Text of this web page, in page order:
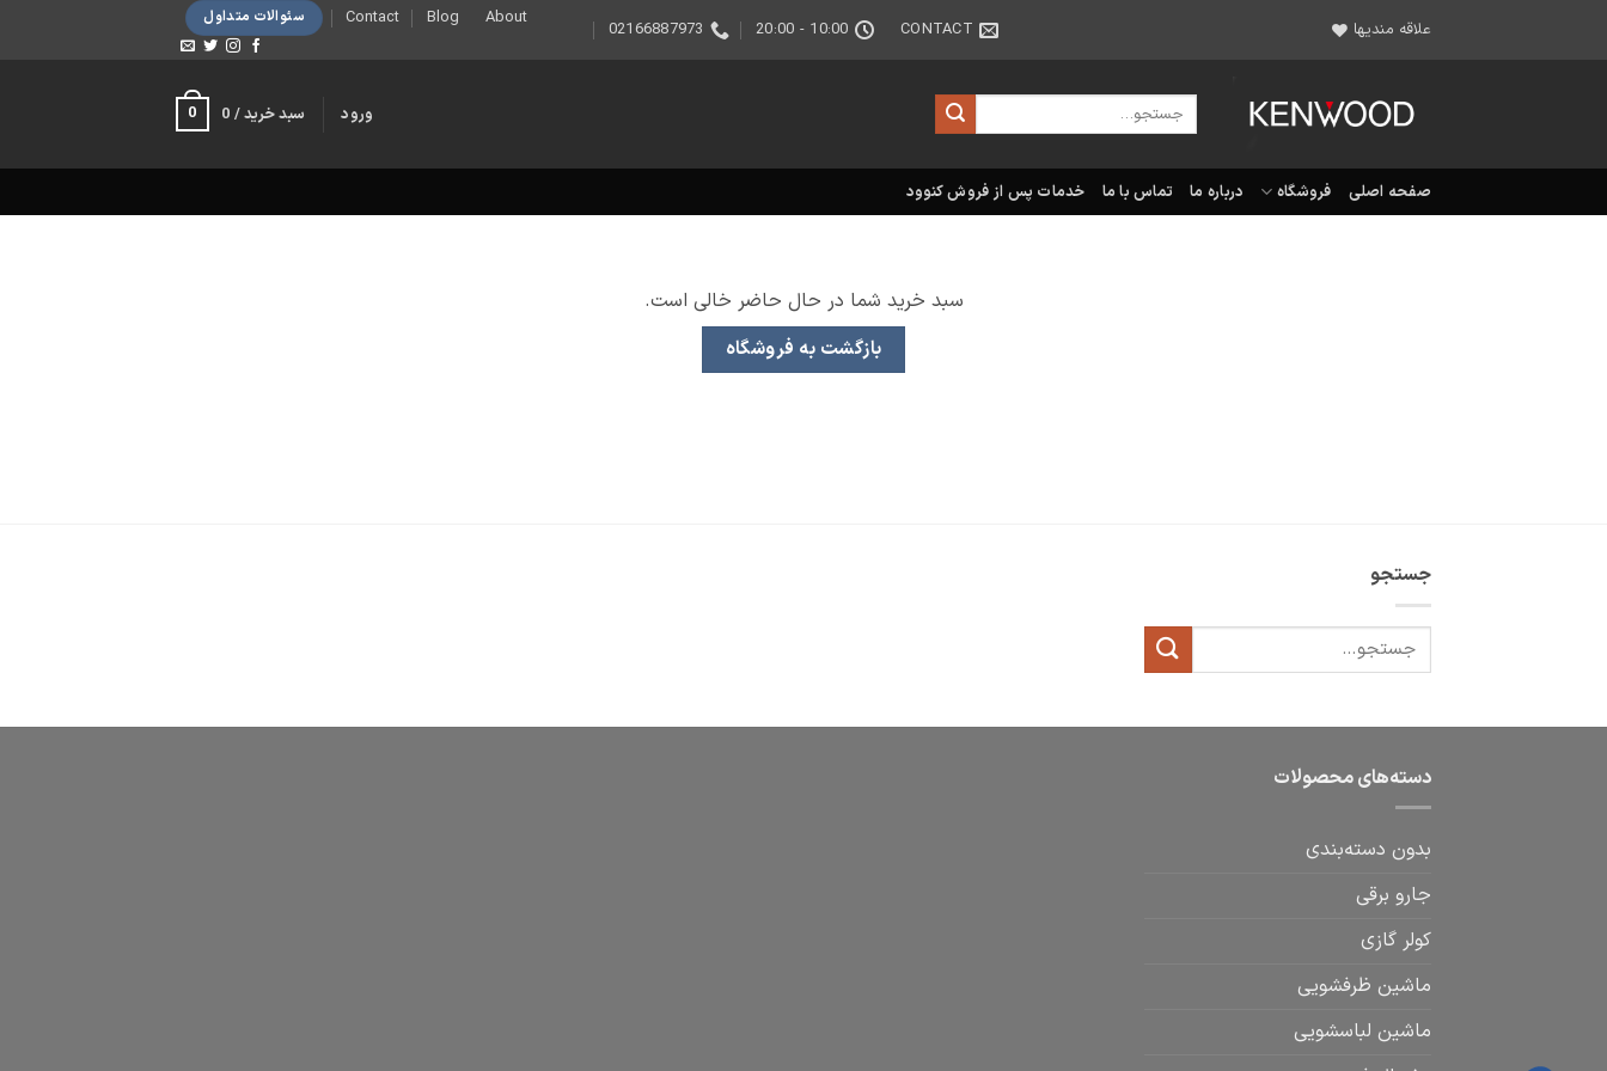
علاقه مندیها CONTACT
10:00 - 20:00
02166887973
About
Blog
Contact سئوالات متداول
برای:
ورود سبد خرید / 0
0
صفحه اصلی فروشگاه درباره ما تماس با ما خدمات پس از فروش کنوود
سبد خرید شما در حال حاضر خالی است.
بازگشت به فروشگاه
جستجو
دسته‌های محصولات
بدون دسته‌بندی
جارو برقی
کولر گازی
ماشین ظرفشویی
ماشین لباسشویی